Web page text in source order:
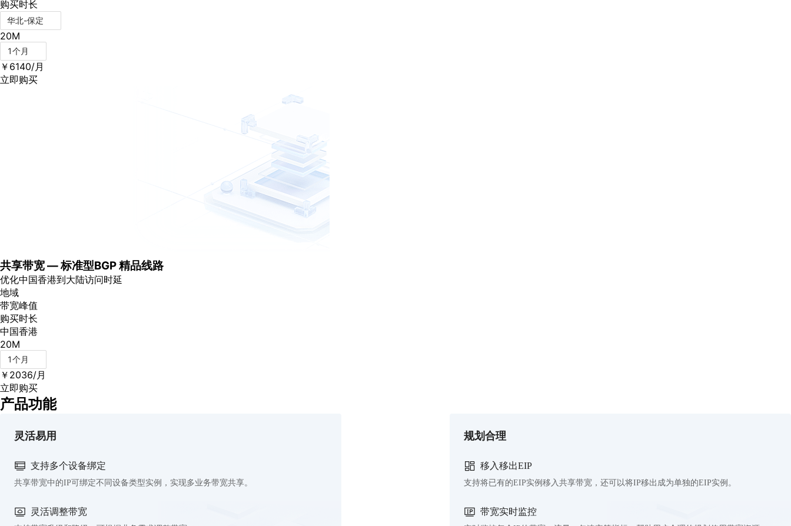
制
台
购买时长
华北-保定
20M
1个月
￥ 6140/月
立即购买
共享带宽 — 标准型BGP 精品线路
优化中国香港到大陆访问时延
地域
带宽峰值
购买时长
中国香港
20M
1个月
￥ 2036/月
立即购买
产品功能
灵活易用
支持多个设备绑定
共享带宽中的IP可绑定不同设备类型实例，实现多业务带宽共享。
灵活调整带宽
规划合理
移入移出EIP
支持将已有的EIP实例移入共享带宽，还可以将IP移出成为单独的EIP实例。
带宽实时监控